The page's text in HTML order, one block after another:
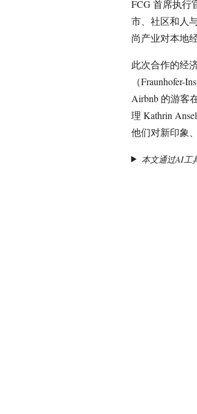
FCG 首席执行
市、社区和人
尚产业对本地
此次合作的经
（Fraunhofer-
Airbnb 的游客
理 Kathrin
他们对新印象
本文通过AI工